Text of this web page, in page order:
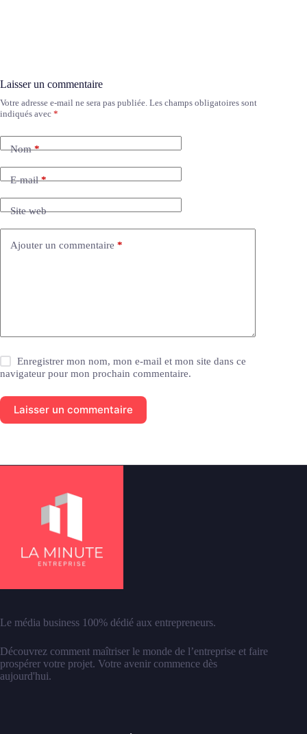
Laisser un commentaire
Votre adresse e-mail ne sera pas publiée. Les champs obligatoires sont
indiqués avec *
Nom*
E-mail*
Site web
Ajouter un commentaire *
Enregistrer mon nom, mon e-mail et mon site dans ce
navigateur pour mon prochain commentaire.
Laisser un commentaire
A
l
e
r
n
i
v
e
Le média business 100% dédié aux entrepreneurs.
Découvrez comment maîtriser le monde de l’entreprise et faire
prospérer votre projet. Votre avenir commence dès
aujourd'hui.